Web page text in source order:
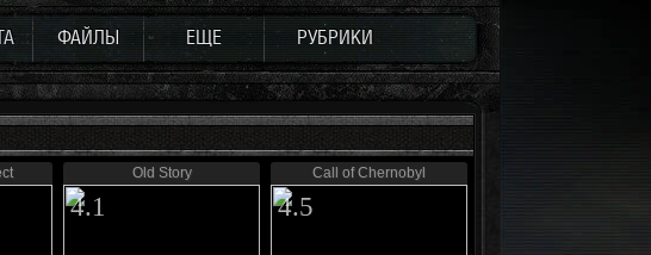
ФАЙЛЫ ЕЩЕ РУБРИКИ
Old Story
4.1
Call of Chernobyl
4.5